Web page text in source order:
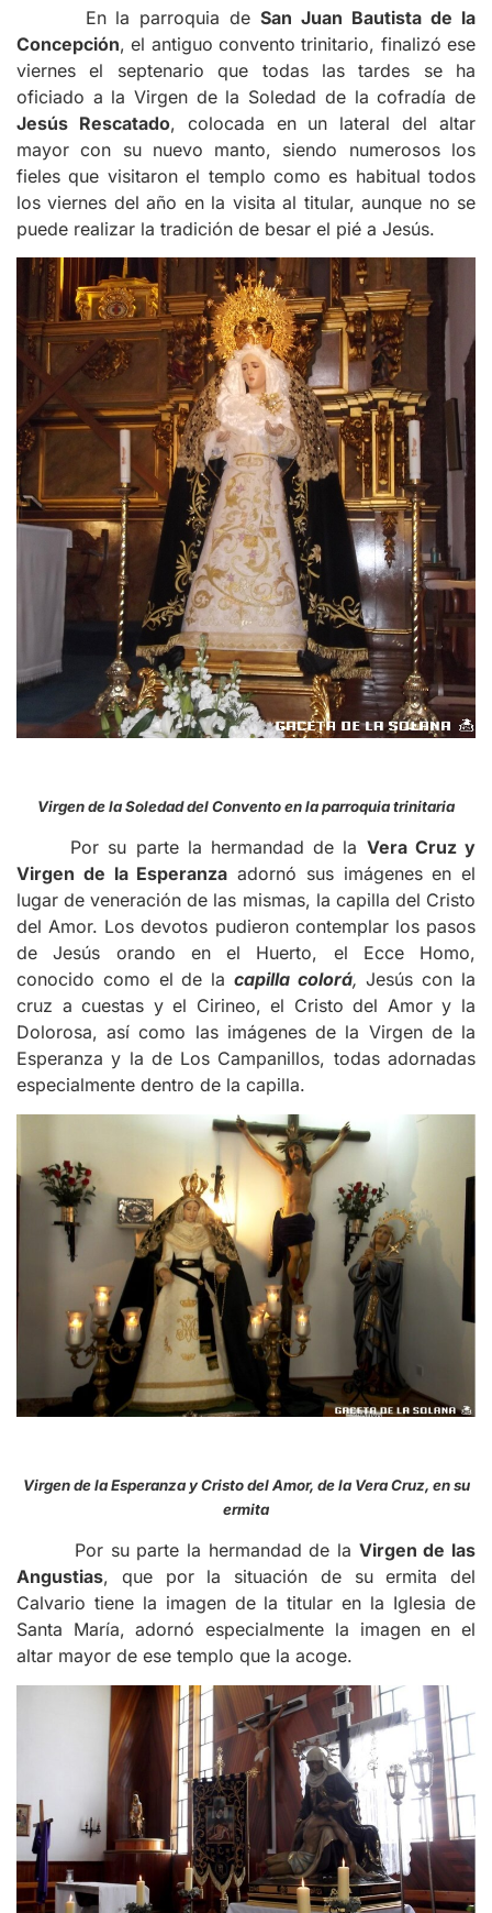
En la parroquia deSan Juan Bautista de la
Concepción, el antiguo convento trinitario, finalizó ese
viernes el septenario que todas las tardes se ha
oficiado a la Virgen de la Soledad de la cofradía de
Jesús Rescatado, colocada en un lateral del altar
mayor con su nuevo manto, siendo numerosos los
fieles que visitaron el templo como es habitual todos
los viernes del año en la visita al titular, aunque no se
puede realizar la tradición de besar el pié a Jesús.
Virgen de la Soledad del Convento en la parroquia trinitaria
Por su parte la hermandad de la Vera Cruz y
Virgen de la Esperanza adornó sus imágenes en el
lugar de veneración de las mismas, la capilla del Cristo
del Amor. Los devotos pudieron contemplar los pasos
de Jesús orando en el Huerto, el Ecce Homo,
conocido como el de la capilla colorá,Jesús con la
cruz a cuestas y el Cirineo, el Cristo del Amor y la
Dolorosa, así como las imágenes de la Virgen de la
Esperanza y la de Los Campanillos, todas adornadas
especialmente dentro de la capilla.
Virgen de la Esperanza y Cristo del Amor, de la Vera Cruz, en su
ermita
Por su parte la hermandad de la Virgen de las
Angustias, que por la situación de su ermita del
Calvario tiene la imagen de la titular en la Iglesia de
Santa María, adornó especialmente la imagen en el
altar mayor de ese templo que la acoge.